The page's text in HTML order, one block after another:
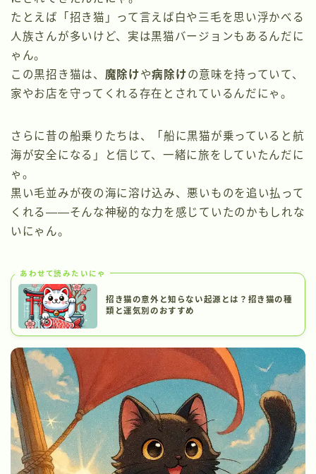
たとえば「招き猫」って言えば白や三毛を思い浮かべる
人族さんが多いけど、実は黒猫バージョンもあるんだに
ゃん。
この黒招き猫は、 魔除けや病除けの意味を持っていて、
家やお店を守ってくれる存在とされているんだにゃ。
さらに昔の船乗りたちは、「船に黒猫が乗っていると航
海が安全になる」と信じて、一緒に旅をしていたんだに
ゃ。
黒い毛並みが夜の海に溶け込み、悪いものを追い払って
くれる――そんな神秘的な力を感じていたのかもしれな
いにゃん。
あわせて読みたいにゃ
招き猫の意外と知らない起源とは？招き猫の種
類と運気別のおすすめ